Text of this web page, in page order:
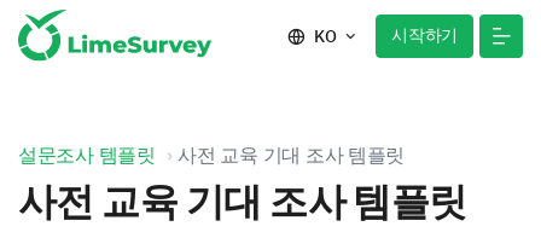
KO 시작하기
설문조사 템플릿 사전 교육 기대 조사 템플릿
사전 교육 기대 조사 템플릿